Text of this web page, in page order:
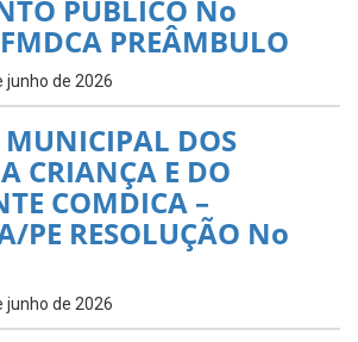
PÚBLICO No
PREÂMBULO
junho de 2026
MUNICIPAL DOS
CRIANÇA E DO
COMDICA –
PE RESOLUÇÃO No
junho de 2026